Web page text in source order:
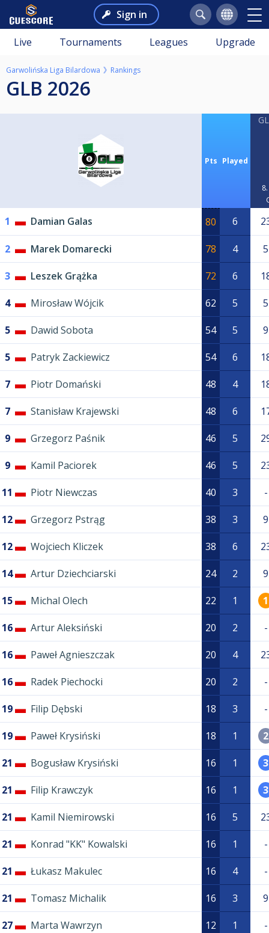
Sign in
Live Tournaments Leagues Upgrade
Garwolińska Liga Bilardowa Rankings
GLB 2026
Pts Played
1 Damian Galas 80 6
2 Marek Domarecki 78 4 5
3 Leszek Grążka 72 6
4 Mirosław Wójcik 62 5 5
5 Dawid Sobota 54 5 9
5 Patryk Zackiewicz 54 6
7 Piotr Domański 48 4
7 Stanisław Krajewski 48 6
9 Grzegorz Paśnik 46 5
9 Kamil Paciorek 46 5
11 Piotr Niewczas 40 3 -
12 Grzegorz Pstrąg 38 3 9
12 Wojciech Kliczek 38 6
14 Artur Dziechciarski 24 2 9
15 Michal Olech 22 1 1
16 Artur Aleksiński 20 2 -
16 Paweł Agnieszczak 20 4
16 Radek Piechocki 20 2 -
19 Filip Dębski 18 3 -
19 Paweł Krysiński 18 1 2
21 Bogusław Krysiński 16 1 3
21 Filip Krawczyk 16 1 3
21 Kamil Niemirowski 16 5
21 Konrad "KK" Kowalski 16 1 -
21 Łukasz Makulec 16 4 -
21 Tomasz Michalik 16 3 9
27 Marta Wawrzyn 12 1 -